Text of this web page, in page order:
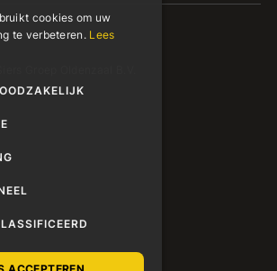
Groep Oldenzaal B.V.
cookies om uw
te verbeteren. Lees